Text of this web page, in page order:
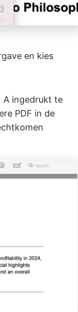
en kies
A ingedrukt te
PDF in de